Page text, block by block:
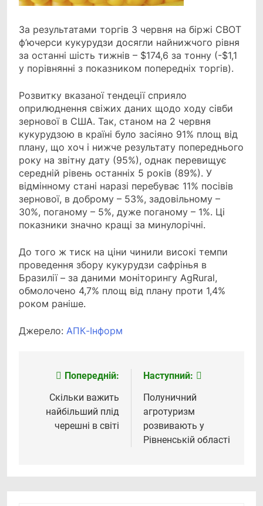
За результатами торгів 3 червня на біржі CBOT
ф’ючерси кукурудзи досягли найнижчого рівня
за останні шість тижнів – $174,6 за тонну (-$1,1
у порівнянні з показником попередніх торгів).
Розвитку вказаної тендеції сприяло
оприлюднення свіжих даних щодо ходу сівби
зернової в США. Так, станом на 2 червня
кукурудзою в країні було засіяно 91% площ від
плану, що хоч і нижче результату попереднього
року на звітну дату (95%), однак перевищує
середній рівень останніх 5 років (89%). У
відмінному стані наразі перебуває 11% посівів
зернової, в доброму – 53%, задовільному –
30%, поганому – 5%, дуже поганому – 1%. Ці
показники значно кращі за минулорічні.
До того ж тиск на ціни чинили високі темпи
проведення збору кукурудзи сафрінья в
Бразилії – за даними моніторингу AgRural,
обмолочено 4,7% площ від плану проти 1,4%
роком раніше.
Джерело: АПК-Інформ
Навігація
записів
Попередній:
Скільки важить
найбільший плід
черешні в світі
Наступний:
Полуничний
агротуризм
розвивають у
Рівненській області